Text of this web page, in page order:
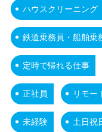
ハウスクリーニング
鉄道乗務員・船舶乗
定時で帰れる仕事
正社員 リモー
未経験 土日祝